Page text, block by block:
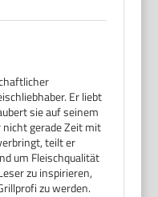
Er liebt
sie auf seinem
gerade Zeit mit
teilt er
um Fleischqualität
zu inspirieren,
zu werden.